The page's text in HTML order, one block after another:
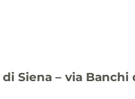
Siena – via Banchi